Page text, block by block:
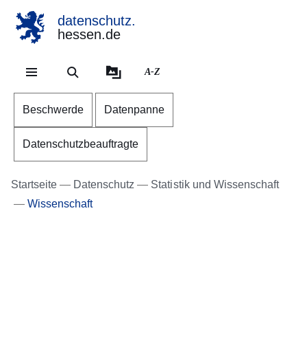
datenschutz.
hessen.de
A-Z
Beschwerde Datenpanne
Datenschutzbeauftragte
Startseite Datenschutz
Statistik und Wissenschaft
Wissenschaft